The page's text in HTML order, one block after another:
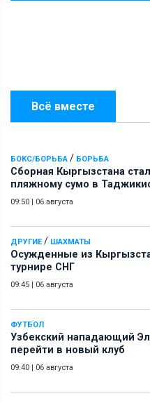
Всё вместе
БОКС/БОРЬБА / БОРЬБА
Сборная Кыргызстана
пляжному сумо в
09:50 | 06 августа
ДРУГИЕ/ ШАХМАТЫ
Осужденные из
турнире СНГ
09:45 | 06 августа
ФУТБОЛ
Узбекский нападающий
перейти в новый клуб
09:40 | 06 августа